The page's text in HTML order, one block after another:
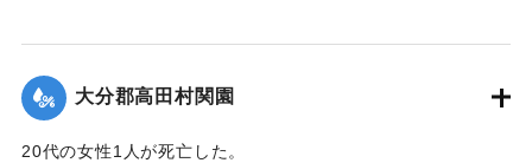
｜固有コード:00481069
大分郡高田村関園
20代の女性1人が死亡した。